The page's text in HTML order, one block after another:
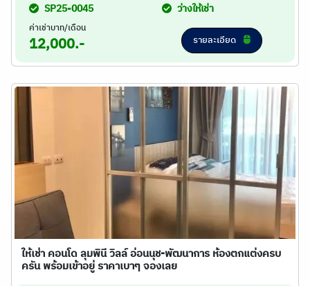
SP25-0045 ว่างให้เช่า
ค่าเช่าบาท/เดือน
12,000.- รายละเอียด
ให้เช่า คอนโด ลุมพินี วิลล์ อ่อนนุช-พัฒนาการ ห้องตกแต่งครบ
ครัน พร้อมเข้าอยู่ ราคาเบาๆ จองเลย